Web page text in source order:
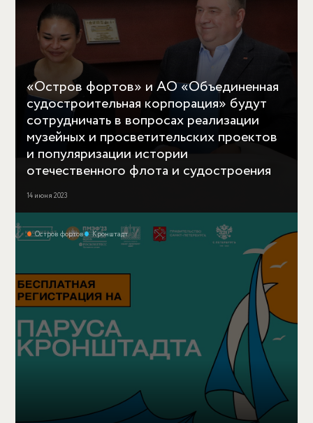
«Остров фортов» и АО «Объединенная
судостроительная корпорация» будут
сотрудничать в вопросах реализации
музейных и просветительских проектов
и популяризации истории
отечественного флота и судостроения
14 июня 2023
Остров фортов Кронштадт